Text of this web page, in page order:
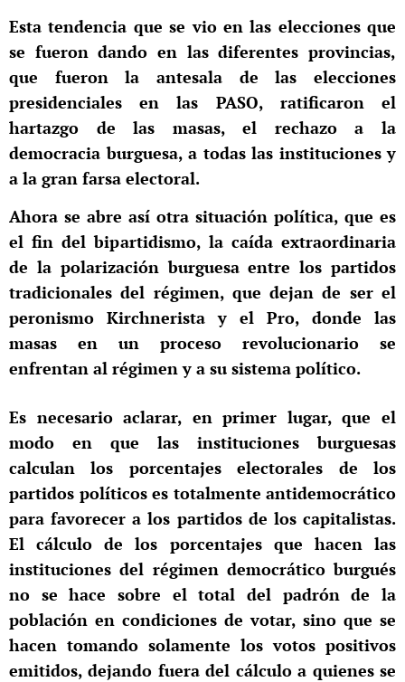
Esta tendencia que se vio en las elecciones que
se fueron dando en las diferentes provincias,
que fueron la antesala de las elecciones
presidenciales en las PASO, ratificaron el
hartazgo de las masas, el rechazo a la
democracia burguesa, a todas las instituciones y
a la gran farsa electoral.
Ahora se abre así otra situación política, que es
el fin del bipartidismo, la caída extraordinaria
de la polarización burguesa entre los partidos
tradicionales del régimen, que dejan de ser el
peronismo Kirchnerista y el Pro, donde las
masas en un proceso revolucionario se
enfrentan al régimen y a su sistema político.
Es necesario aclarar, en primer lugar, que el
modo en que las instituciones burguesas
calculan los porcentajes electorales de los
partidos políticos es totalmente antidemocrático
para favorecer a los partidos de los capitalistas.
El cálculo de los porcentajes que hacen las
instituciones del régimen democrático burgués
no se hace sobre el total del padrón de la
población en condiciones de votar, sino que se
hacen tomando solamente los votos positivos
emitidos, dejando fuera del cálculo a quienes se